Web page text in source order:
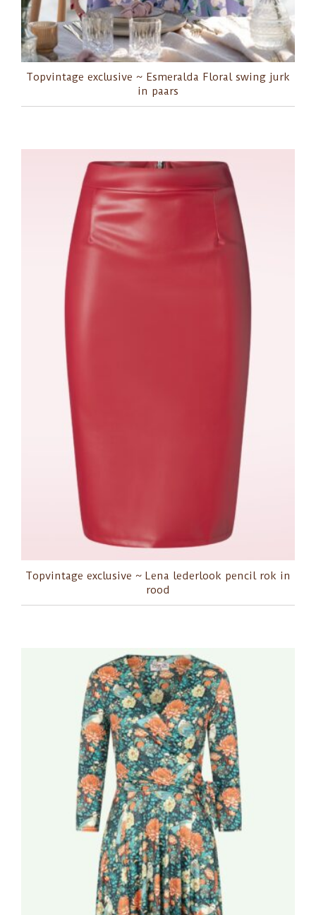
Topvintage exclusive ~ Esmeralda Floral swing jurk
in paars
Topvintage exclusive ~ Lena lederlook pencil rok in
rood